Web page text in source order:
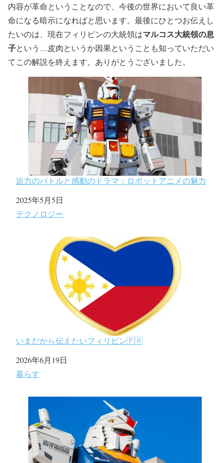
内容が革命ということなので、今後の世界において良い革
命になる暗示になればと思います。最後にひとつお伝えし
たいのは、現在フィリピンの大統領はマルコス大統領の息
子という…皮肉というか因果ということも知っていただい
てこの解説を終えます。ありがとうございました。
迫力のバトルと感動のドラマ：ロボットアニメの魅力
日付
2025年5月5日
関連理由
テクノロジー
いまだから伝えたいフィリピン🇵🇭
日付
2026年6月19日
関連理由
暮らす